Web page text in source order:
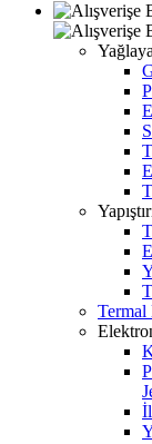
Termal